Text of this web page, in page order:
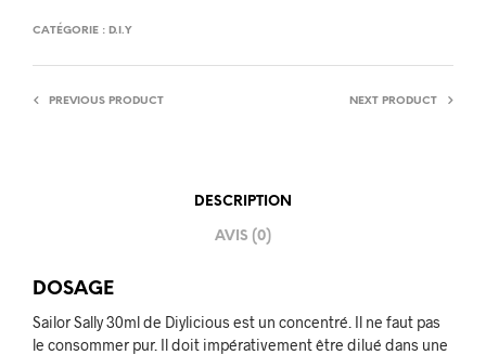
CATÉGORIE : D.I.Y
PREVIOUS PRODUCT NEXT PRODUCT
DESCRIPTION
AVIS (0)
DOSAGE
Sailor Sally 30ml de Diylicious est un concentré. Il ne faut pas
le consommer pur. Il doit impérativement être dilué dans une